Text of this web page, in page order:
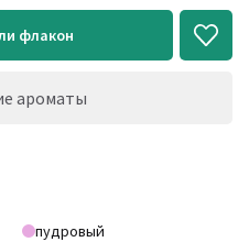
флакон
ароматы
пудровый